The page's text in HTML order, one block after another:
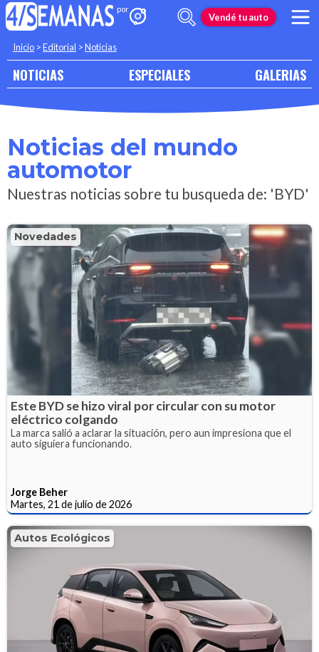
Vendé tu auto
Inicio >Editorial >Noticias
NOTICIAS ESPECIALES GALERIAS
Noticias del mundo
automotor
Nuestras noticias sobre tu busqueda de: 'BYD'
Novedades
Este BYD se hizo viral por circular con su motor
eléctrico colgando
La marca salió a aclarar la situación, pero aun impresiona que el
auto siguiera funcionando.
Jorge Beher
Martes, 21 de julio de 2026
Autos Ecológicos